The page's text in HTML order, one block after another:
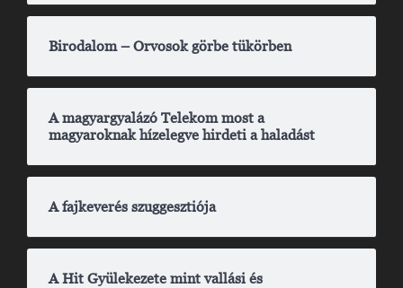
Birodalom – Orvosok görbe tükörben
A magyargyalázó Telekom most a
magyaroknak hízelegve hirdeti a haladást
A fajkeverés szuggesztiója
A Hit Gyülekezete mint vallási és